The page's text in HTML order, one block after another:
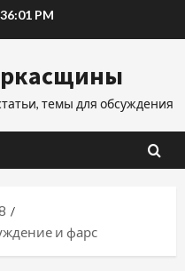
PM
темы для обсуждения
и фарс